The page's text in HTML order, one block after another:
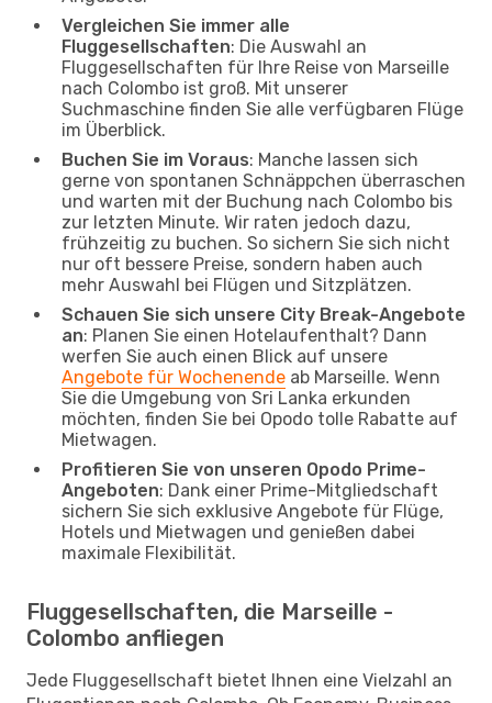
Vergleichen Sie immer alle
Fluggesellschaften: Die Auswahl an
Fluggesellschaften für Ihre Reise von Marseille
nach Colombo ist groß. Mit unserer
Suchmaschine finden Sie alle verfügbaren Flüge
im Überblick.
Buchen Sie im Voraus: Manche lassen sich
gerne von spontanen Schnäppchen überraschen
und warten mit der Buchung nach Colombo bis
zur letzten Minute. Wir raten jedoch dazu,
frühzeitig zu buchen. So sichern Sie sich nicht
nur oft bessere Preise, sondern haben auch
mehr Auswahl bei Flügen und Sitzplätzen.
Schauen Sie sich unsere City Break-Angebote
an: Planen Sie einen Hotelaufenthalt? Dann
werfen Sie auch einen Blick auf unsere
Angebote für Wochenende ab Marseille. Wenn
Sie die Umgebung von Sri Lanka erkunden
möchten, finden Sie bei Opodo tolle Rabatte auf
Mietwagen.
Profitieren Sie von unseren Opodo Prime-
Angeboten: Dank einer Prime-Mitgliedschaft
sichern Sie sich exklusive Angebote für Flüge,
Hotels und Mietwagen und genießen dabei
maximale Flexibilität.
Fluggesellschaften, die Marseille -
Colombo anfliegen
Jede Fluggesellschaft bietet Ihnen eine Vielzahl an